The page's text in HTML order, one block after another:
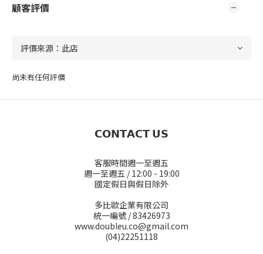
顧客評價
尚未有任何評價
𝗖𝗢𝗡𝗧𝗔𝗖𝗧 𝗨𝗦
客服時間週一至週五
週一至週五 / 12:00 - 19:00
國定假日與假日除外
多比歐企業有限公司
統一編號 / 83426973
www.doubleu.co@gmail.com
(04)22251118